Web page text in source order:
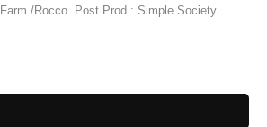
/Rocco. Post Prod.: Simple Society.